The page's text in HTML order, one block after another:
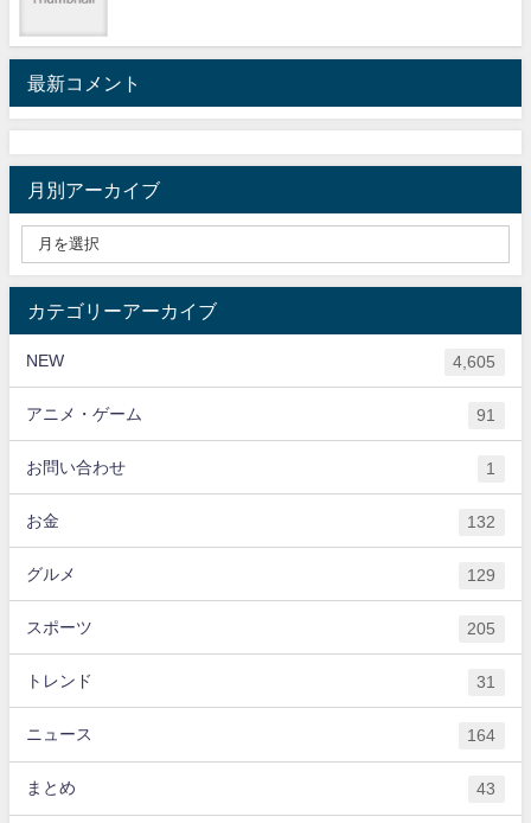
最新コメント
月別アーカイブ
カテゴリーアーカイブ
NEW 4,605
アニメ・ゲーム 91
お問い合わせ 1
お金 132
グルメ 129
スポーツ 205
トレンド 31
ニュース 164
まとめ 43